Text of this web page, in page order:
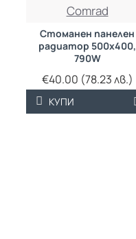
ТРАЙНО НИСКА
Comrad
Стоманен панелен
радиатор 500х400,
790W
€40.00 (78.23 лв.)
КУПИ